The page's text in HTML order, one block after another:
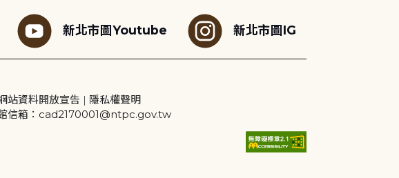
新北市圖Youtube 新北市圖IG
站資料開放宣告 | 隱私權聲明
信箱：cad2170001@ntpc.gov.tw